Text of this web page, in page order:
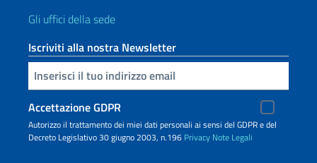
Gli uffici della sede
Iscriviti alla nostra Newsletter
Inserisci la tua email
Accettazione GDPR
Autorizzo il trattamento dei miei dati personali ai sensi del GDPR e del
Decreto Legislativo 30 giugno 2003, n.196 Privacy Note Legali